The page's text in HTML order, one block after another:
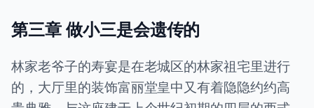
第三章 做小三是会遗传的
林家老爷子的寿宴是在老城区的林家祖宅里进行
的，大厅里的装饰富丽堂皇中又有着隐隐约约高